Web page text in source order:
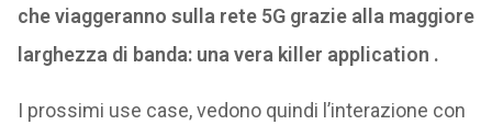
che viaggeranno sulla rete 5G grazie alla maggiore
larghezza di banda: una vera killer application .
I prossimi use case, vedono quindi l’interazione con